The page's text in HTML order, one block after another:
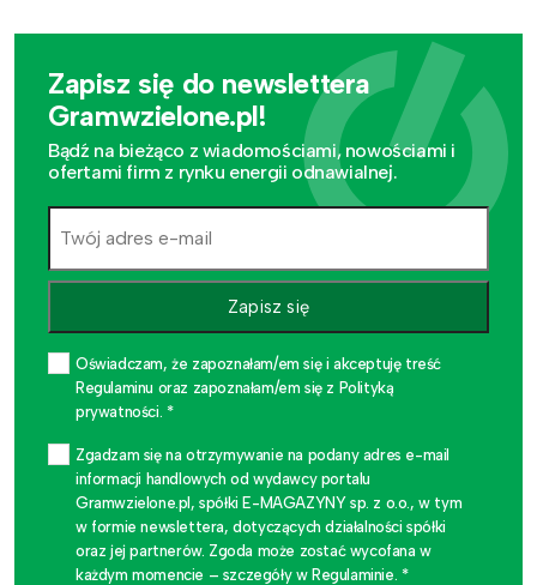
Zapisz się do newslettera
Gramwzielone.pl!
Bądź na bieżąco z wiadomościami, nowościami i
ofertami firm z rynku energii odnawialnej.
Zapisz się
Oświadczam, że zapoznałam/em się i akceptuję treść
Regulaminu oraz zapoznałam/em się z Polityką
prywatności. *
Zgadzam się na otrzymywanie na podany adres e-mail
informacji handlowych od wydawcy portalu
Gramwzielone.pl, spółki E-MAGAZYNY sp. z o.o., w tym
w formie newslettera, dotyczących działalności spółki
oraz jej partnerów. Zgoda może zostać wycofana w
każdym momencie – szczegóły w Regulaminie. *